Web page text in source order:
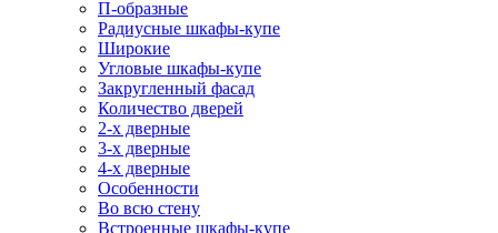
П-образные
Радиусные шкафы-купе
Широкие
Угловые шкафы-купе
Закругленный фасад
Количество дверей
2-х дверные
3-х дверные
4-х дверные
Особенности
Во всю стену
Встроенные шкафы-купе